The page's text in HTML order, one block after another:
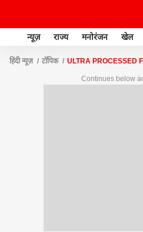
न्यूज़ राज्य मनोरंजन खेल
हिंदी न्यूज़ टॉपिक ULTRA PROCESSED
Continues below